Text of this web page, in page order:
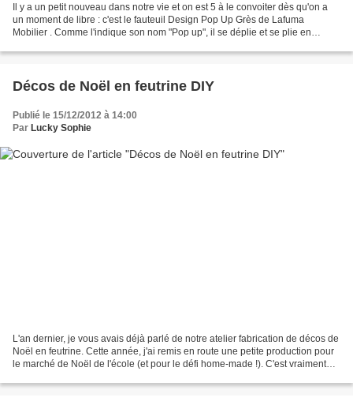
Il y a un petit nouveau dans notre vie et on est 5 à le convoiter dès qu'on a
un moment de libre : c'est le fauteuil Design Pop Up Grès de Lafuma
Mobilier . Comme l'indique son nom "Pop up", il se déplie et se plie en
Décos de Noël en feutrine DIY
Publié le 15/12/2012 à 14:00
Par Lucky Sophie
L'an dernier, je vous avais déjà parlé de notre atelier fabrication de décos de
Noël en feutrine. Cette année, j'ai remis en route une petite production pour
le marché de Noël de l'école (et pour le défi home-made !). C'est vraiment